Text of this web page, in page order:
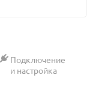
Подключение
и настройка